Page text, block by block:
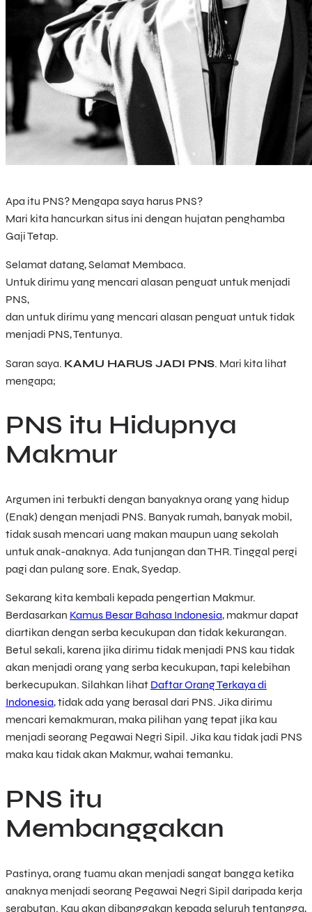
Apa itu PNS? Mengapa saya harus PNS?
Mari kita hancurkan situs ini dengan hujatan penghamba
Gaji Tetap.
Selamat datang, Selamat Membaca.
Untuk dirimu yang mencari alasan penguat untuk menjadi
PNS,
dan untuk dirimu yang mencari alasan penguat untuk tidak
menjadi PNS, Tentunya.
Saran saya. KAMU HARUS JADI PNS. Mari kita lihat
mengapa;
PNS itu Hidupnya
Makmur
Argumen ini terbukti dengan banyaknya orang yang hidup
(Enak) dengan menjadi PNS. Banyak rumah, banyak mobil,
tidak susah mencari uang makan maupun uang sekolah
untuk anak-anaknya. Ada tunjangan dan THR. Tinggal pergi
pagi dan pulang sore. Enak, Syedap.
Sekarang kita kembali kepada pengertian Makmur.
Berdasarkan Kamus Besar Bahasa Indonesia, makmur dapat
diartikan dengan serba kecukupan dan tidak kekurangan.
Betul sekali, karena jika dirimu tidak menjadi PNS kau tidak
akan menjadi orang yang serba kecukupan, tapi kelebihan
berkecupukan. Silahkan lihat Daftar Orang Terkaya di
Indonesia, tidak ada yang berasal dari PNS. Jika dirimu
mencari kemakmuran, maka pilihan yang tepat jika kau
menjadi seorang Pegawai Negri Sipil. Jika kau tidak jadi PNS
maka kau tidak akan Makmur, wahai temanku.
PNS itu
Membanggakan
Pastinya, orang tuamu akan menjadi sangat bangga ketika
anaknya menjadi seorang Pegawai Negri Sipil daripada kerja
serabutan. Kau akan dibanggakan kepada seluruh tentangga,